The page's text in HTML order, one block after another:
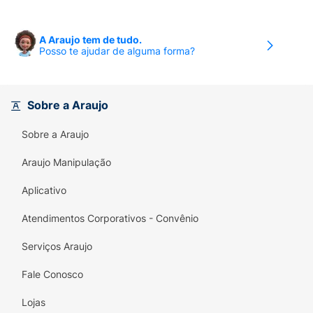
A Araujo tem de tudo.
Posso te ajudar de alguma forma?
Sobre a Araujo
Sobre a Araujo
Araujo Manipulação
Aplicativo
Atendimentos Corporativos - Convênio
Serviços Araujo
Fale Conosco
Lojas